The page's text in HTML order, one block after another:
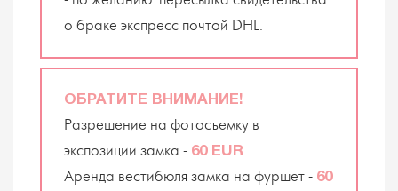
о браке экспресс почтой DHL.
ОБРАТИТЕ ВНИМАНИЕ!
Разрешение на фотосъемку в
экспозиции замка - 60 EUR
Аренда вестибюля замка на фуршет - 60